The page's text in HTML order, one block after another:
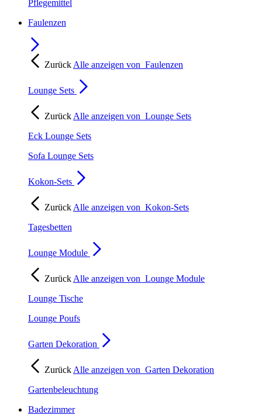
Pflegemittel
Faulenzen
Zurück Alle anzeigen von Faulenzen
Lounge Sets
Zurück Alle anzeigen von Lounge Sets
Eck Lounge Sets
Sofa Lounge Sets
Kokon-Sets
Zurück Alle anzeigen von Kokon-Sets
Tagesbetten
Lounge Module
Zurück Alle anzeigen von Lounge Module
Lounge Tische
Lounge Poufs
Garten Dekoration
Zurück Alle anzeigen von Garten Dekoration
Gartenbeleuchtung
Badezimmer